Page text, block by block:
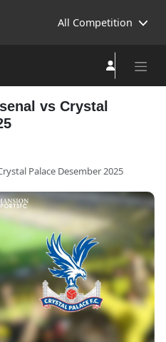
All Competition
vs Crystal
Palace Desember 2025